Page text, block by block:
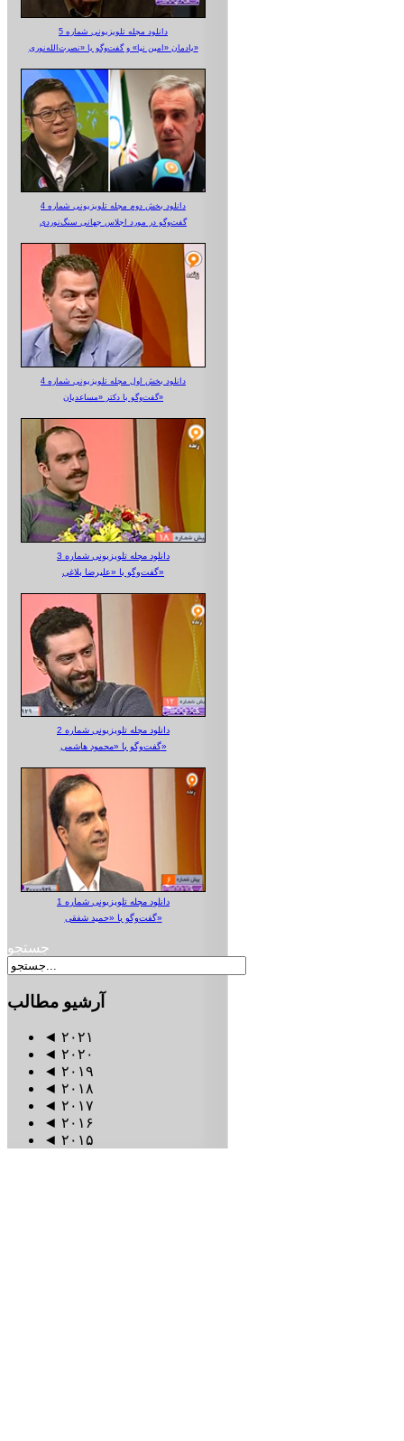
دانلود مجله تلویزیونی شماره 5
یادمان «امین نیا» و گفت‌وگو با «نصرت‌الله‌نوری»
دانلود بخش دوم مجله تلویزیونی شماره 4
گفت‌وگو در مورد اجلاس جهانی سنگ‌نوردی
دانلود بخش اول مجله تلویزیونی شماره 4
گفت‌وگو با دکتر «مساعدیان»
دانلود مجله تلویزیونی شماره 3
گفت‌وگو با «علیرضا بلاغی»
دانلود مجله تلویزیونی شماره 2
گفت‌وگو با «محمود هاشمی»
دانلود مجله تلویزیونی شماره 1
گفت‌وگو با «حمید شفقی»
جستجو
آرشیو مطالب
◄ ۲۰۲۱
◄ ۲۰۲۰
◄ ۲۰۱۹
◄ ۲۰۱۸
◄ ۲۰۱۷
◄ ۲۰۱۶
◄ ۲۰۱۵